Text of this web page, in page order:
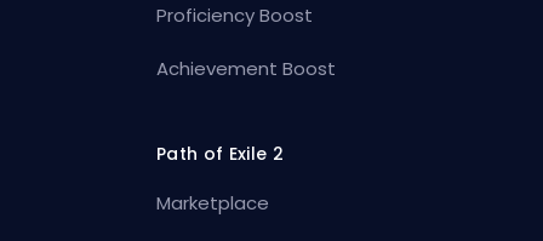
Proficiency Boost
Achievement Boost
Path of Exile 2
Marketplace